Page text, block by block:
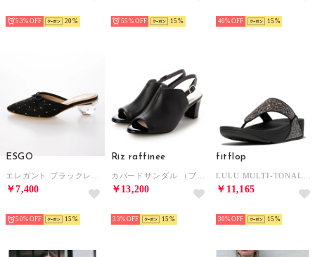
53% 20 55% 15 40% 15
ESGO
￥7,400
50% 15
Riz raffinee
￥13,200
33% 15
fitflop
￥11,165
30% 15